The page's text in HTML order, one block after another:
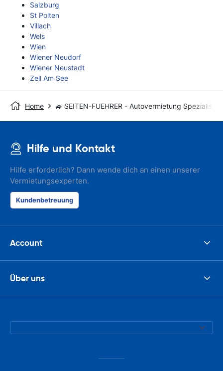
Salzburg
St Polten
Villach
Wels
Wien
Wiener Neudorf
Wiener Neustadt
Zell Am See
Home 🚙 SEITEN-FUEHRER - Autovermietung Spezialist
Hilfe und Kontakt
Hilfe erforderlich? Dann wende dich an einen unserer
Vermietungsexperten.
Kundenbetreuung
Account
Über uns